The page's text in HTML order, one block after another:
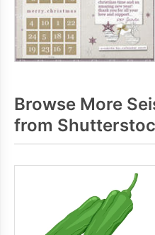
Browse More
from